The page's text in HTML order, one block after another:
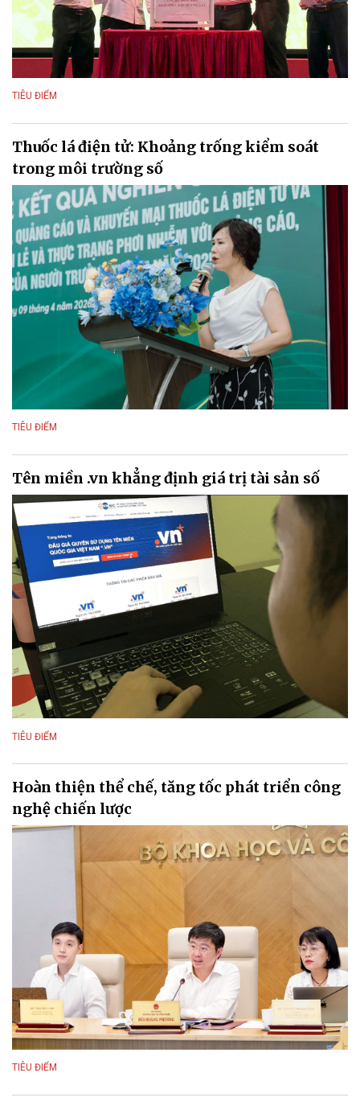
TIÊU ĐIỂM
Thuốc lá điện tử: Khoảng trống kiểm soát
trong môi trường số
TIÊU ĐIỂM
Tên miền .vn khẳng định giá trị tài sản số
TIÊU ĐIỂM
Hoàn thiện thể chế, tăng tốc phát triển công
nghệ chiến lược
TIÊU ĐIỂM